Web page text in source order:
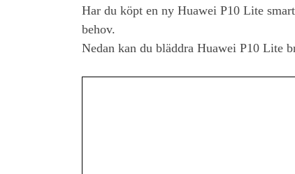
Har du köpt en ny Huawei P10 Lite
behov.
Nedan kan du bläddra Huawei P10 Lite